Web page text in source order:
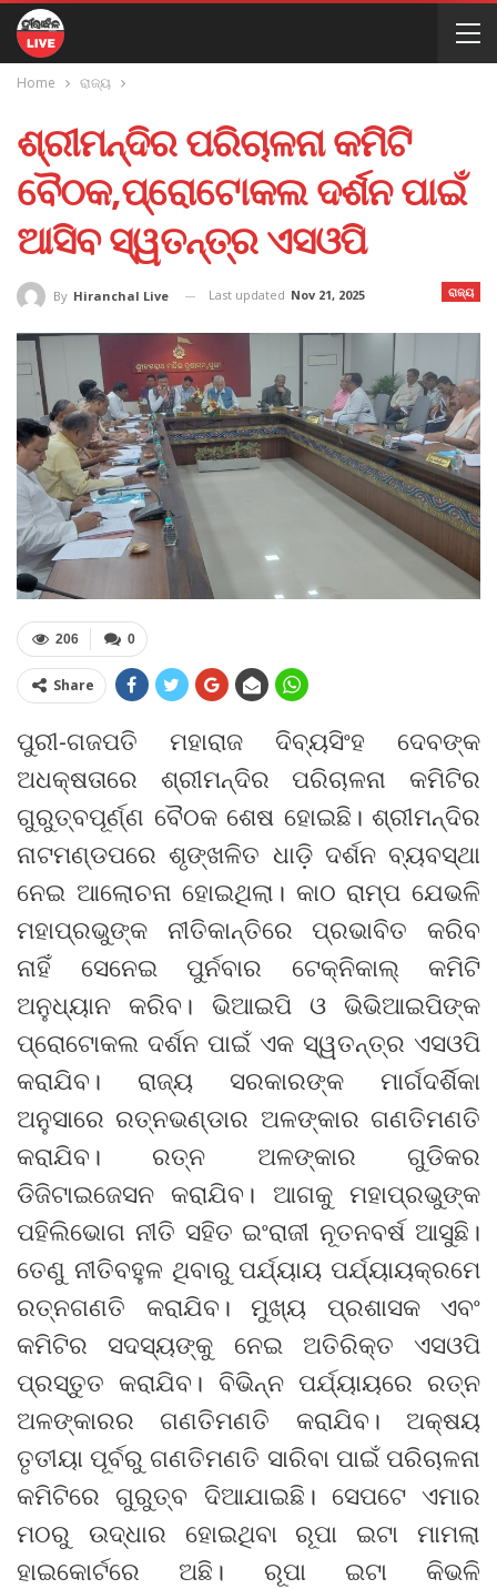
Home ରାଜ୍ୟ
ଶ୍ରୀମନ୍ଦିର ପରିଚାଳନା କମିଟି
ବୈଠକ,ପ୍ରୋଟୋକଲ ଦର୍ଶନ ପାଇଁ
ଆସିବ ସ୍ୱତନ୍ତ୍ର ଏସଓପି
ରାଜ୍ୟ
By Hiranchal Live Last updated Nov 21, 2025
0
206
Share
ପୁରୀ-ଗଜପତି ମହାରାଜ ଦିବ୍ୟସିଂହ ଦେବଙ୍କ
ଅଧକ୍ଷତାରେ ଶ୍ରୀମନ୍ଦିର ପରିଚାଳନା କମିଟିର
ଗୁରୁତ୍ବପୂର୍ଣ୍ଣ ବୈଠକ ଶେଷ ହୋଇଛି। ଶ୍ରୀମନ୍ଦିର
ନାଟମଣ୍ଡପରେ ଶୃଙ୍ଖଳିତ ଧାଡ଼ି ଦର୍ଶନ ବ୍ୟବସ୍ଥା
ନେଇ ଆଲୋଚନା ହୋଇଥିଲା। କାଠ ରାମ୍ପ ଯେଭଳି
ମହାପ୍ରଭୁଙ୍କ ନୀତିକାନ୍ତିରେ ପ୍ରଭାବିତ କରିବ
ନାହିଁ ସେନେଇ ପୁର୍ନବାର ଟେକ୍ନିକାଲ୍ କମିଟି
ଅନୁଧ୍ୟାନ କରିବ। ଭିଆଇପି ଓ ଭିଭିଆଇପିଙ୍କ
ପ୍ରୋଟୋକଲ ଦର୍ଶନ ପାଇଁ ଏକ ସ୍ୱତନ୍ତ୍ର ଏସଓପି
କରାଯିବ। ରାଜ୍ୟ ସରକାରଙ୍କ ମାର୍ଗଦର୍ଶିକା
ଅନୁସାରେ ରତ୍ନଭଣ୍ଡାର ଅଳଙ୍କାର ଗଣତିମଣତି
କରାଯିବ। ରତ୍ନ ଅଳଙ୍କାର ଗୁଡିକର
ଡିଜିଟାଇଜେସନ କରାଯିବ। ଆଗକୁ ମହାପ୍ରଭୁଙ୍କ
ପହିଲିଭୋଗ ନୀତି ସହିତ ଇଂରାଜୀ ନୂତନବର୍ଷ ଆସୁଛି।
ତେଣୁ ନୀତିବହୁଳ ଥିବାରୁ ପର୍ଯ୍ୟାୟ ପର୍ଯ୍ୟାୟକ୍ରମେ
ରତ୍ନଗଣତି କରାଯିବ। ମୁଖ୍ୟ ପ୍ରଶାସକ ଏବଂ
କମିଟିର ସଦସ୍ୟଙ୍କୁ ନେଇ ଅତିରିକ୍ତ ଏସଓପି
ପ୍ରସ୍ତୁତ କରାଯିବ। ବିଭିନ୍ନ ପର୍ଯ୍ୟାୟରେ ରତ୍ନ
ଅଳଙ୍କାରର ଗଣତିମଣତି କରାଯିବ। ଅକ୍ଷୟ
ତୃତୀୟା ପୂର୍ବରୁ ଗଣତିମଣତି ସାରିବା ପାଇଁ ପରିଚାଳନା
କମିଟିରେ ଗୁରୁତ୍ବ ଦିଆଯାଇଛି। ସେପଟେ ଏମାର
ମଠରୁ ଉଦ୍ଧାର ହୋଇଥିବା ରୂପା ଇଟା ମାମଲା
ହାଇକୋର୍ଟରେ ଅଛି। ରୂପା ଇଟା କିଭଳି